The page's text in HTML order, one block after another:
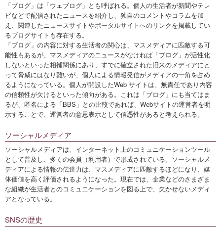
「ブログ」は「ウェブログ」とも呼ばれる。個人の生活者が新聞やテレ
ビなどで配信されたニュースを紹介し、独自のコメントやコラムを加
え、関連したニュースサイトやポータルサイトへのリンクを掲載してい
るブログサイトも存在する。
「ブログ」の内容に対する生活者の関心は、マスメディアに匹敵する可
能性もあるが、マスメディアのニュースがなければ「ブログ」が活性化
しないといった相補関係にあり、すでに確立された旧来のメディアにと
って脅威にはなり難いが、個人による情報発信がメディアの一角を占め
るようになっている。個人が開設したWeb サイトは、無責任であり内容
の信頼性が欠けるといった傾向がある。これは「ブログ」にも当てはま
るが、匿名による「BBS」との比較であれば、Webサイトの運営者を明
示することで、運営者の意思表示として信憑性があると考えられる。
ソーシャルメディア
ソーシャルメディアは、インターネット上のコミュニケーションツール
として普及し、多くの会員（利用者）で形成されている。ソーシャルメ
ディアによる情報の伝達力は、マスメディアに匹敵するほどになり、媒
体価値を高く評価されるようになった。現在では、企業などのさまざま
な組織が生活者とのコミュニケーションを図る上で、欠かせないメディ
アとなっている。
SNSの歴史